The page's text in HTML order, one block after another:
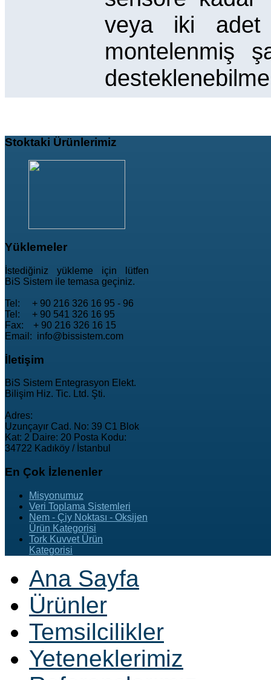
veya iki adet
montelenmiş
Stoktaki Ürünlerimiz
Yüklemeler
İstediğiniz yükleme için lütfen
BiS Sistem ile temasa geçiniz.
Tel: + 90 216 326 16 95 - 96
Tel: + 90 541 326 16 95
Fax: + 90 216 326 16 15
Email: info@bissistem.com
İletişim
BiS Sistem Entegrasyon Elekt.
Bilişim Hiz. Tic. Ltd. Şti.
Adres:
Uzunçayır Cad. No: 39 C1 Blok
Kat: 2 Daire: 20 Posta Kodu:
34722 Kadıköy / İstanbul
En Çok İzlenenler
Misyonumuz
Veri Toplama Sistemleri
Nem - Çiy Noktası - Oksijen
Ürün Kategorisi
Tork Kuvvet Ürün
Kategorisi
Ana Sayfa
Ürünler
Temsilcilikler
Yeteneklerimiz